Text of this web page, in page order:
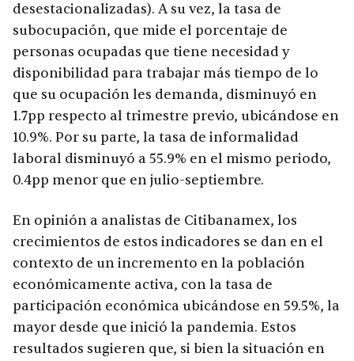
desestacionalizadas). A su vez, la tasa de
subocupación, que mide el porcentaje de
personas ocupadas que tiene necesidad y
disponibilidad para trabajar más tiempo de lo
que su ocupación les demanda, disminuyó en
1.7pp respecto al trimestre previo, ubicándose en
10.9%. Por su parte, la tasa de informalidad
laboral disminuyó a 55.9% en el mismo periodo,
0.4pp menor que en julio-septiembre.
En opinión a analistas de Citibanamex, los
crecimientos de estos indicadores se dan en el
contexto de un incremento en la población
económicamente activa, con la tasa de
participación económica ubicándose en 59.5%, la
mayor desde que inició la pandemia. Estos
resultados sugieren que, si bien la situación en